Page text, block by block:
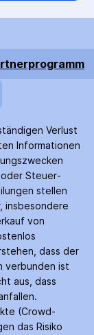
Verlust
Informationen
oder Steuer­
stellen
insbesondere
von
dass der
verbunden ist
aus, dass
(Crowd­
das Risiko